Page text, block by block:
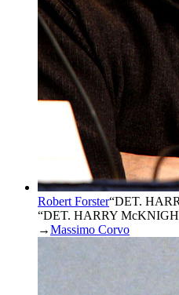
Robert Forster“DET.
“DET. HARRY
→Massimo Corvo